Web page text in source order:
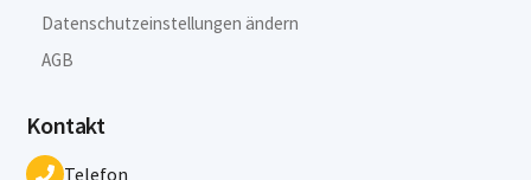
Datenschutzeinstellungen ändern
AGB
Kontakt
Telefon